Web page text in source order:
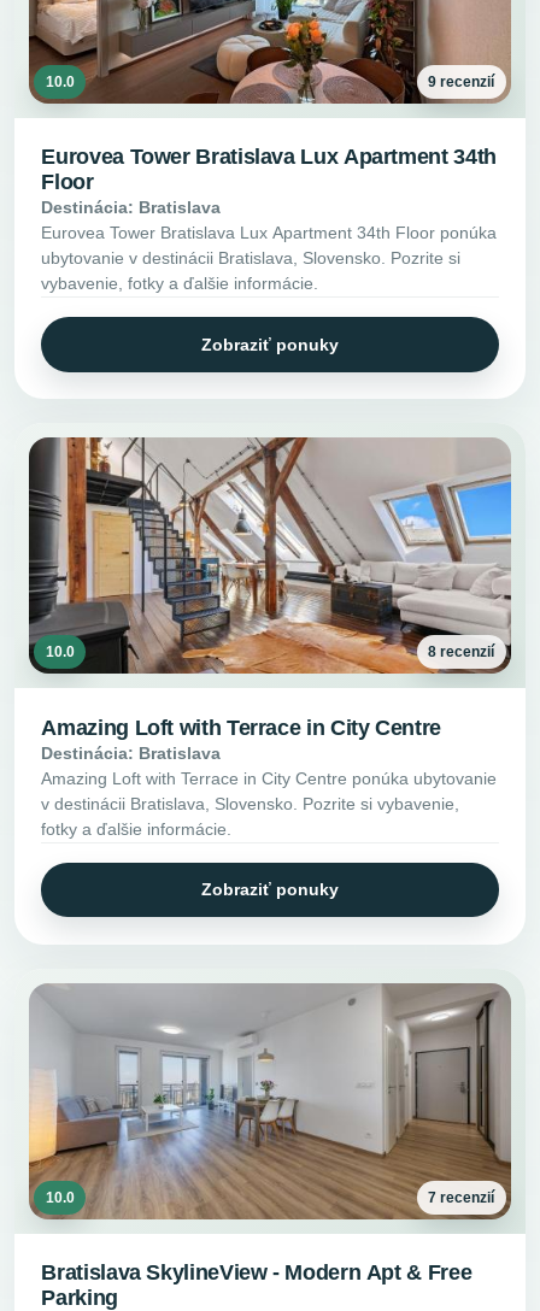
10.0 9 recenzií
Eurovea Tower Bratislava Lux Apartment 34th
Floor
Destinácia: Bratislava
Eurovea Tower Bratislava Lux Apartment 34th Floor ponúka
ubytovanie v destinácii Bratislava, Slovensko. Pozrite si
vybavenie, fotky a ďalšie informácie.
Zobraziť ponuky
10.0 8 recenzií
Amazing Loft with Terrace in City Centre
Destinácia: Bratislava
Amazing Loft with Terrace in City Centre ponúka ubytovanie
v destinácii Bratislava, Slovensko. Pozrite si vybavenie,
fotky a ďalšie informácie.
Zobraziť ponuky
10.0 7 recenzií
Bratislava SkylineView - Modern Apt & Free
Parking